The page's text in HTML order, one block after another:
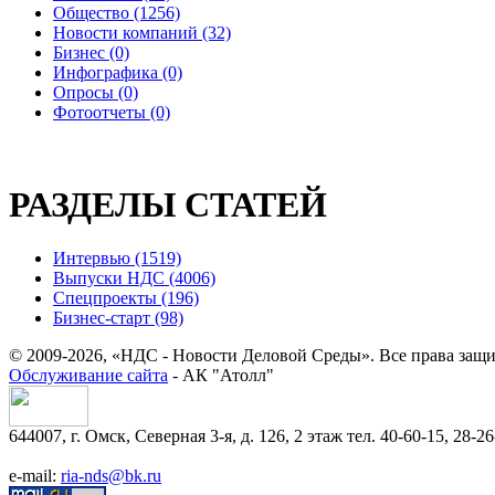
Общество (1256)
Новости компаний (32)
Бизнес (0)
Инфографика (0)
Опросы (0)
Фотоотчеты (0)
РАЗДЕЛЫ СТАТЕЙ
Интервью (1519)
Выпуски НДС (4006)
Спецпроекты (196)
Бизнес-старт (98)
© 2009-2026, «НДС - Новости Деловой Среды». Все права
Обслуживание сайта - АК "Атолл"
644007, г. Омск, Северная 3-я, д. 126, 2 этаж тел. 40-60-15, 28-
e-mail: ria-nds@bk.ru